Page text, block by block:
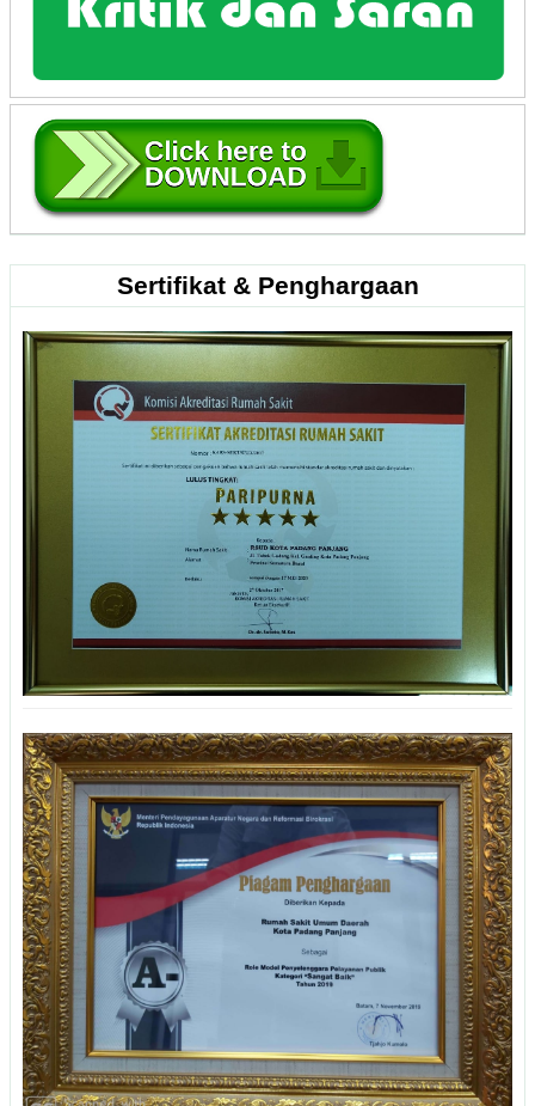
Sertifikat & Penghargaan